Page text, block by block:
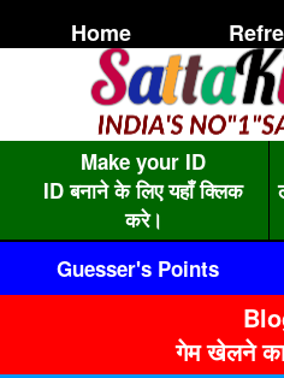
Home
Make your ID
ID बनाने के लिए यहाँ क्लिक
करे।
Guesser's Points
गेम खेलने